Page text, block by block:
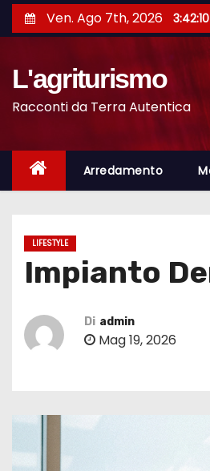
a
o
Ven. Ago 7th, 2026 3:42:11
L'agriturismo
Racconti da Terra Autentica
Arredamento
LIFESTYLE
Impianto
Di admin
Mag 19, 2026